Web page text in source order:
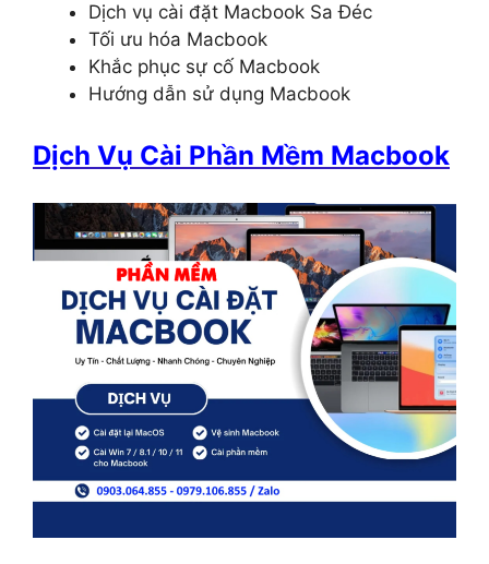
Dịch vụ cài đặt Macbook Sa Đéc
Tối ưu hóa Macbook
Khắc phục sự cố Macbook
Hướng dẫn sử dụng Macbook
Dịch Vụ Cài Phần Mềm Macbook